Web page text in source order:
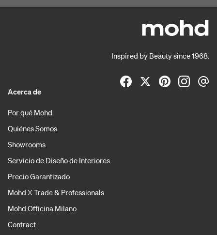
Inspired by Beauty since 1968.
Acerca de
Por qué Mohd
Quiénes Somos
Showrooms
Servicio de Diseño de Interiores
Precio Garantizado
Mohd X Trade & Professionals
Mohd Officina Milano
Contract